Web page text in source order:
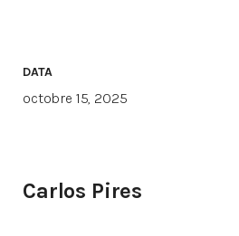
DATA
octobre 15, 2025
Carlos Pires